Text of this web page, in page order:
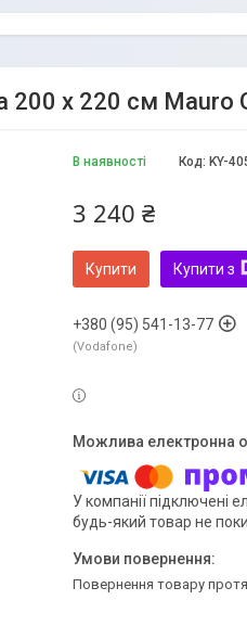
200 х 220 см Mauro
В наявності Код: KY-
3 240 ₴
Купити Купити з
+380 (95) 541-13-77
Vodafone
У компанії підключені
будь-який товар не
повернення товару